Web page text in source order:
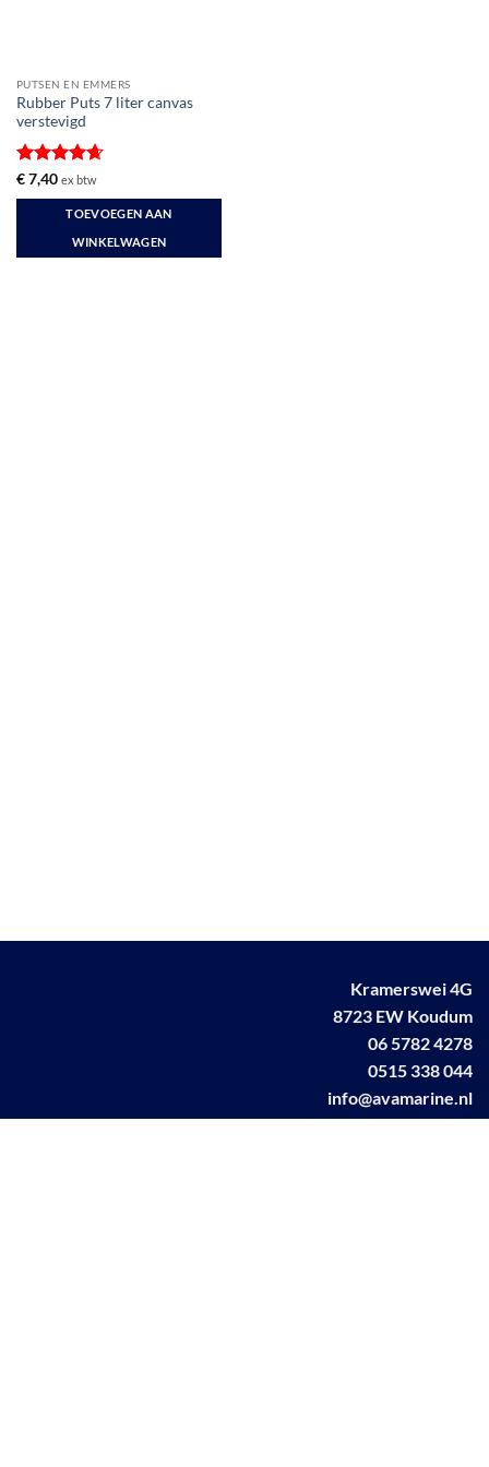
PUTSEN EN EMMERS
Rubber Puts 7 liter canvas
verstevigd
Gewaardeerd
4.67uit 5
€7,40 ex btw
TOEVOEGEN AAN
WINKELWAGEN
Kramerswei 4G
8723 EW Koudum
06 5782 4278
0515 338 044
info@avamarine.nl